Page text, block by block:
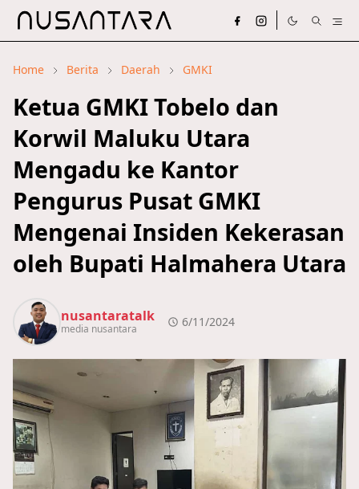
Home Berita Daerah GMKI
Ketua GMKI Tobelo dan
Korwil Maluku Utara
Mengadu ke Kantor
Pengurus Pusat GMKI
Mengenai Insiden Kekerasan
oleh Bupati Halmahera Utara
nusantaratalk
media nusantara 6/11/2024